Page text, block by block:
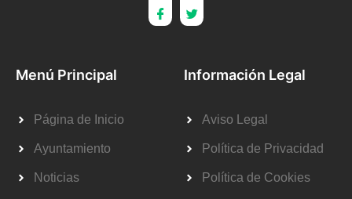
Menú Principal
Página de Inicio
Ayuntamiento
Noticias
Información Legal
Aviso Legal
Política de Privacidad
Política de Cookies